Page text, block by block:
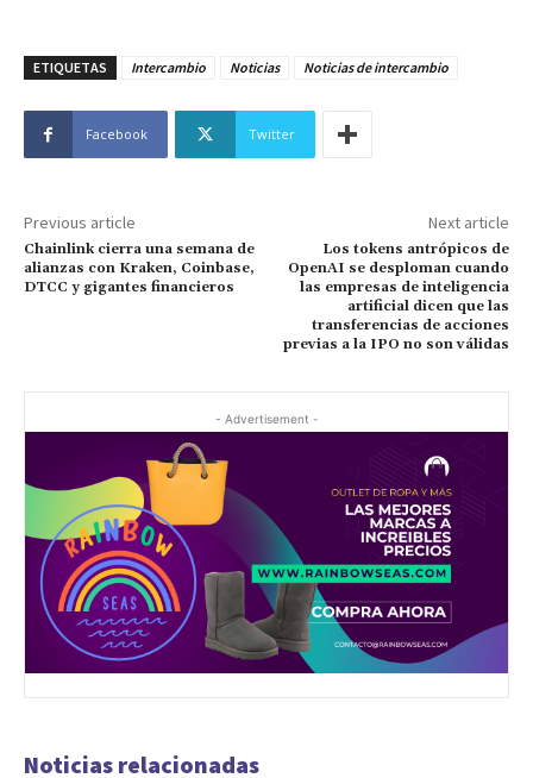
ETIQUETAS Intercambio Noticias Noticias de intercambio
Facebook Twitter
Previous article
Chainlink cierra una semana de
alianzas con Kraken, Coinbase,
DTCC y gigantes financieros
Next article
Los tokens antrópicos de
OpenAI se desploman cuando
las empresas de inteligencia
artificial dicen que las
transferencias de acciones
previas a la IPO no son válidas
- Advertisement -
Noticias relacionadas